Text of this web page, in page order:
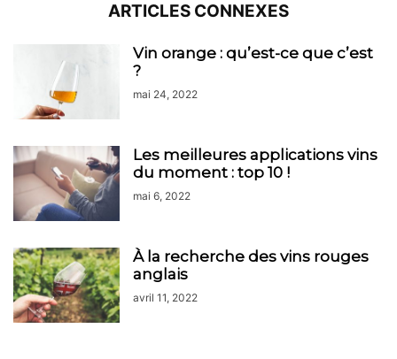
ARTICLES CONNEXES
Vin orange : qu’est-ce que c’est
?
mai 24, 2022
Les meilleures applications vins
du moment : top 10 !
mai 6, 2022
À la recherche des vins rouges
anglais
avril 11, 2022